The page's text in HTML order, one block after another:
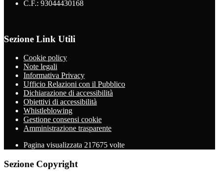
C.F.: 93044430168
Sezione Link Utili
Cookie policy
Note legali
Informativa Privacy
Ufficio Relazioni con il Pubblico
Dichiarazione di accessibilità
Obiettivi di accessibilità
Whistleblowing
Gestione consensi cookie
Amministrazione trasparente
Pagina visualizzata 217675 volte
Sezione Copyright